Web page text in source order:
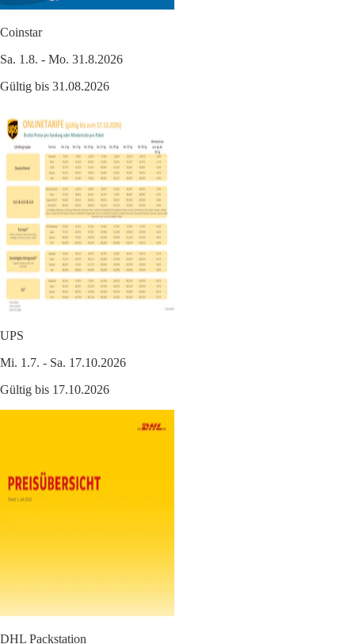
Coinstar
Sa. 1.8. - Mo. 31.8.2026
Gültig bis 31.08.2026
UPS
Mi. 1.7. - Sa. 17.10.2026
Gültig bis 17.10.2026
DHL Packstation